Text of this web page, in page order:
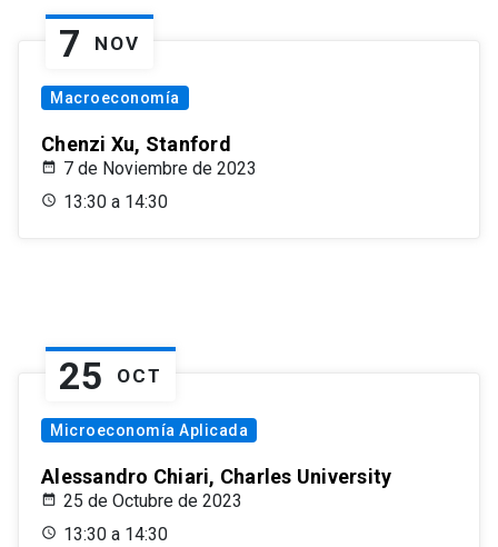
7 NOV
Macroeconomía
Chenzi Xu, Stanford
7 de Noviembre de 2023
13:30 a 14:30
25 OCT
Microeconomía Aplicada
Alessandro Chiari, Charles University
25 de Octubre de 2023
13:30 a 14:30